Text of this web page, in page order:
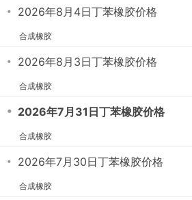
・ 2026年8月4日丁苯橡胶价格
合成橡胶
・ 2026年8月3日丁苯橡胶价格
合成橡胶
・ 2026年7月31日丁苯橡胶价格
合成橡胶
・ 2026年7月30日丁苯橡胶价格
合成橡胶